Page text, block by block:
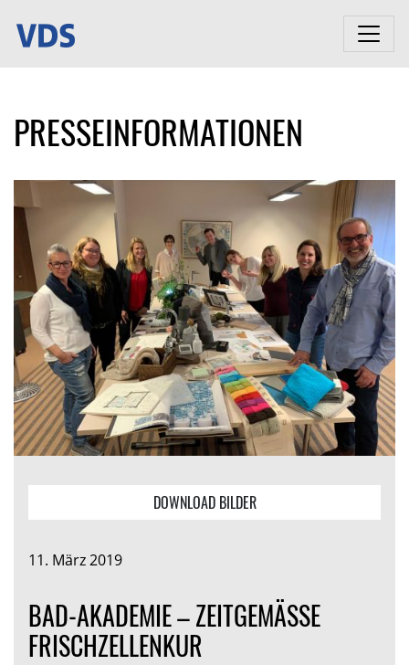
PRESSEINFORMATIONEN
DOWNLOAD BILDER
11. März 2019
BAD-AKADEMIE – ZEITGEMÄSSE F
RISCHZELLENKUR